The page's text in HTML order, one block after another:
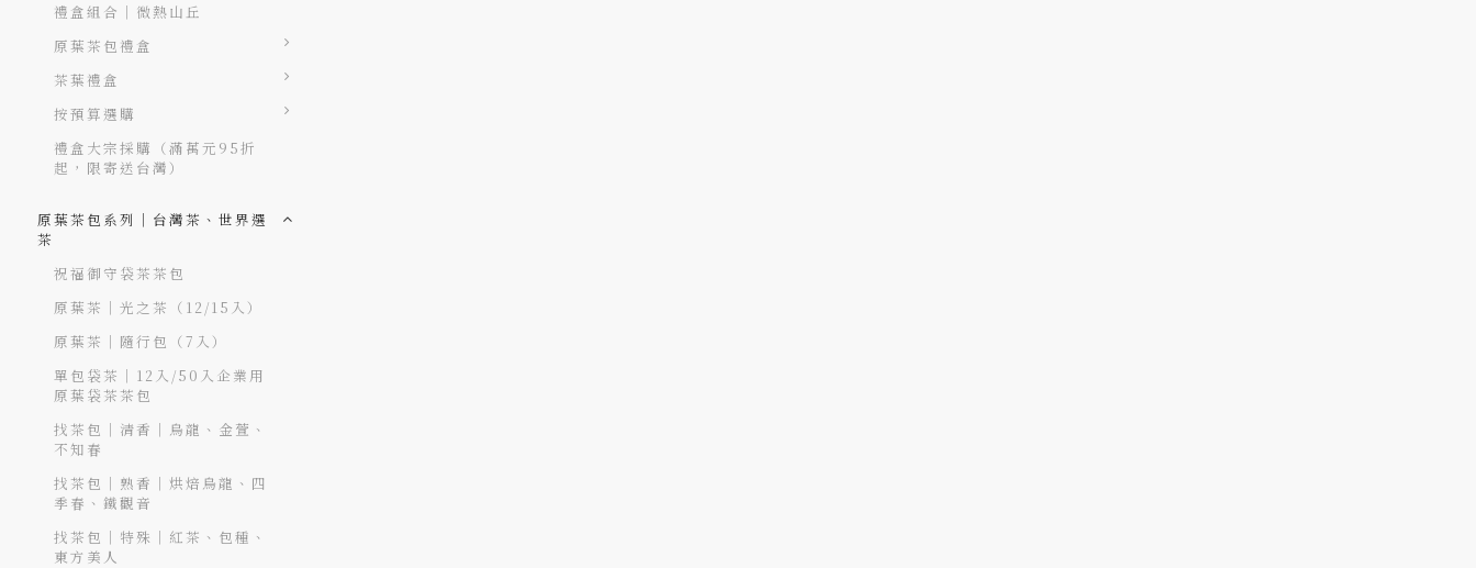
禮盒組合｜微熱山丘
原葉茶包禮盒
茶葉禮盒
按預算選購
禮盒大宗採購（滿萬元95折
起，限寄送台灣）
原葉茶包系列｜台灣茶、世界選
茶
祝福御守袋茶茶包
原葉茶｜光之茶（12/15入）
原葉茶｜隨行包（7入）
單包袋茶｜12入/50入企業用
原葉袋茶茶包
找茶包｜清香｜烏龍、金萱、
不知春
找茶包｜熟香｜烘焙烏龍、四
季春、鐵觀音
找茶包｜特殊｜紅茶、包種、
東方美人